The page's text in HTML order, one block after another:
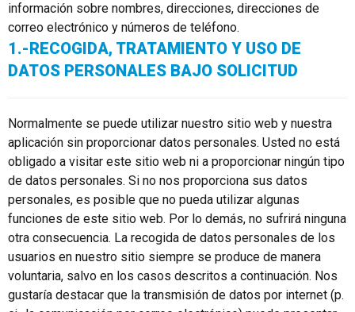
información sobre nombres, direcciones, direcciones de
correo electrónico y números de teléfono.
1.-RECOGIDA, TRATAMIENTO Y USO DE
DATOS PERSONALES BAJO SOLICITUD
Normalmente se puede utilizar nuestro sitio web y nuestra
aplicación sin proporcionar datos personales. Usted no está
obligado a visitar este sitio web ni a proporcionar ningún tipo
de datos personales. Si no nos proporciona sus datos
personales, es posible que no pueda utilizar algunas
funciones de este sitio web. Por lo demás, no sufrirá ninguna
otra consecuencia. La recogida de datos personales de los
usuarios en nuestro sitio siempre se produce de manera
voluntaria, salvo en los casos descritos a continuación. Nos
gustaría destacar que la transmisión de datos por internet (p.